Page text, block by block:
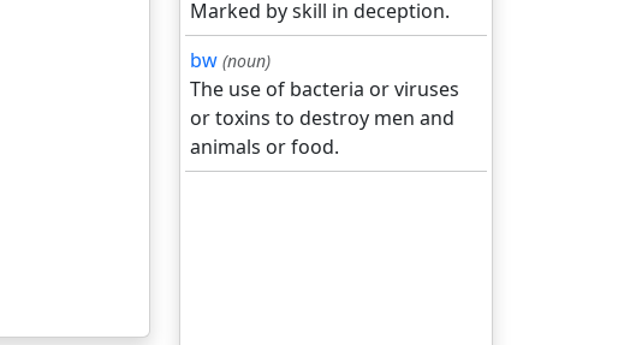
Marked by skill in deception.
bw (noun)
The use of bacteria or viruses
or toxins to destroy men and
animals or food.